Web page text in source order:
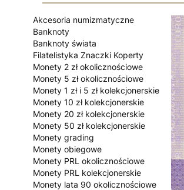
Akcesoria numizmatyczne
Banknoty
Banknoty świata
Filatelistyka Znaczki Koperty
Monety 2 zł okolicznościowe
Monety 5 zł okolicznościowe
Monety 1 zł i 5 zł kolekcjonerskie
Monety 10 zł kolekcjonerskie
Monety 20 zł kolekcjonerskie
Monety 50 zł kolekcjonerskie
Monety grading
Monety obiegowe
Monety PRL okolicznościowe
Monety PRL kolekcjonerskie
Monety lata 90 okolicznościowe